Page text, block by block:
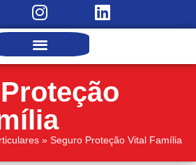
» Seguro Proteção Vital Família